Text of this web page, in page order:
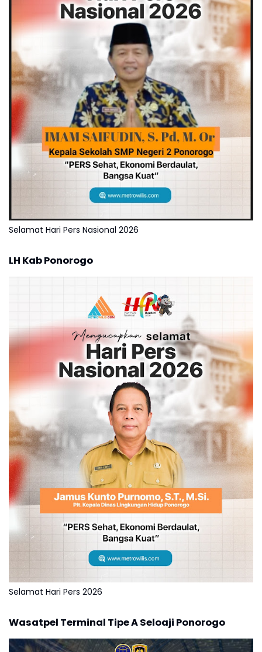
Selamat Hari Pers Nasional 2026
LH Kab Ponorogo
Selamat Hari Pers 2026
Wasatpel Terminal Tipe A Seloaji Ponorogo